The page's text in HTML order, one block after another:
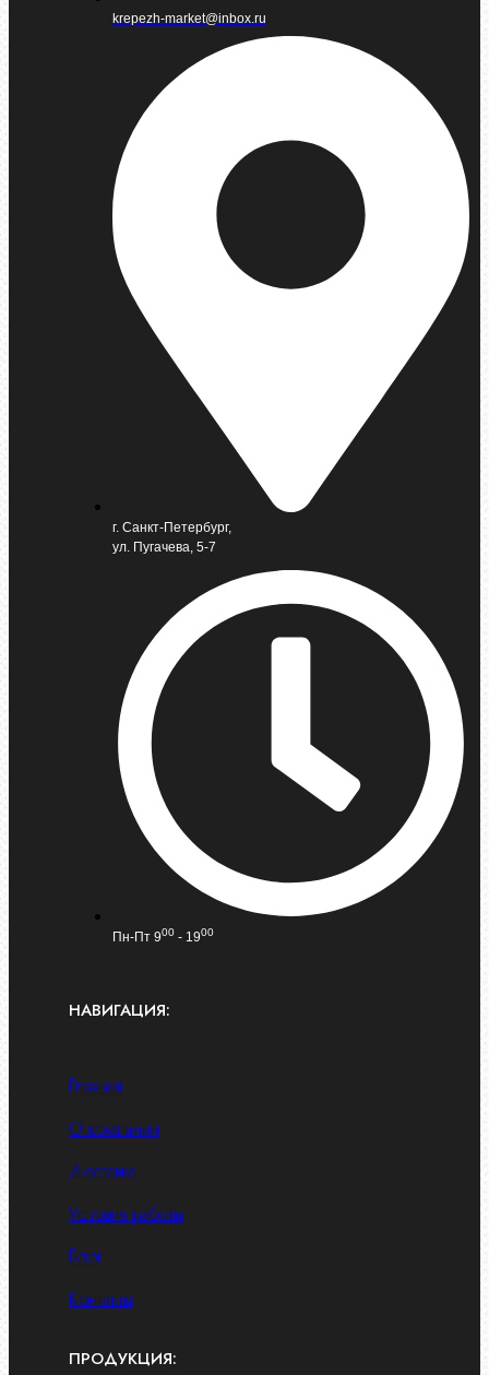
krepezh-market@inbox.ru
г. Санкт-Петербург,
ул. Пугачева, 5-7
Пн-Пт 900 - 1900
НАВИГАЦИЯ:
Главная
О компании
Доставка
Условия работы
Блог
Контакты
ПРОДУКЦИЯ: